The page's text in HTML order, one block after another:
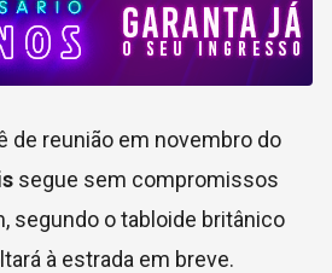
de reunião em novembro do
segue sem compromissos
segundo o tabloide britânico
à estrada em breve.